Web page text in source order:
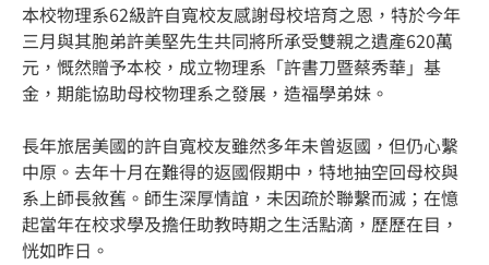
本校物理系62級許自寬校友感謝母校培育之恩，特於今年
三月與其胞弟許美堅先生共同將所承受雙親之遺產620萬
元，慨然贈予本校，成立物理系「許書刀暨蔡秀華」基
金，期能協助母校物理系之發展，造福學弟妹。
長年旅居美國的許自寬校友雖然多年未曾返國，但仍心繫
中原。去年十月在難得的返國假期中，特地抽空回母校與
系上師長敘舊。師生深厚情誼，未因疏於聯繫而滅；在憶
起當年在校求學及擔任助教時期之生活點滴，歷歷在目，
恍如昨日。